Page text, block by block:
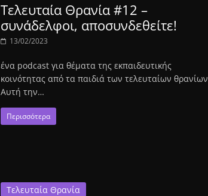
Τελευταία Θρανία #12 –
συνάδελφοι, αποσυνδεθείτε!
13/02/2023
ένα podcast για θέματα της εκπαιδευτικής
κοινότητας από τα παιδιά των τελευταίων θρανίων
Αυτή την…
Περισσότερα
Τελευταία Θρανία